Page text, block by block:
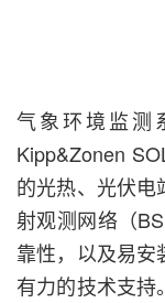
气象环境监测
Kipp&Zonen
的光热、光伏
射观测网络（
靠性，以及易安
有力的技术支持